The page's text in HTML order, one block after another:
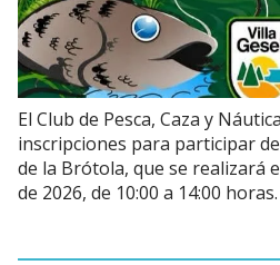
El Club de Pesca, Caza y
inscripciones para participar
de la Brótola, que se realizará
de 2026, de 10:00 a 14:00 horas.